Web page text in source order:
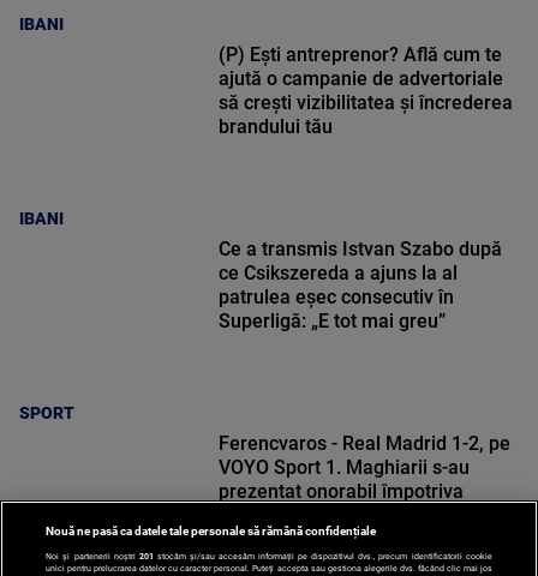
IBANI
IBANI
(P) Ești antreprenor? Află cum te
ajută o campanie de advertoriale
să crești vizibilitatea și încrederea
brandului tău
SPORT
Ce a transmis Istvan Szabo după
ce Csikszereda a ajuns la al
patrulea eșec consecutiv în
Superligă: „E tot mai greu”
Ferencvaros - Real Madrid 1-2, pe
VOYO Sport 1. Maghiarii s-au
prezentat onorabil împotriva
Nouă ne pasă ca datele tale personale să rămână confidențiale
Noi și partenerii noștri 201 stocăm și/sau accesăm informații pe dispozitivul dvs., precum identificatorii cookie
unici pentru prelucrarea datelor cu caracter personal. Puteți accepta sau gestiona alegerile dvs. făcând clic mai jos